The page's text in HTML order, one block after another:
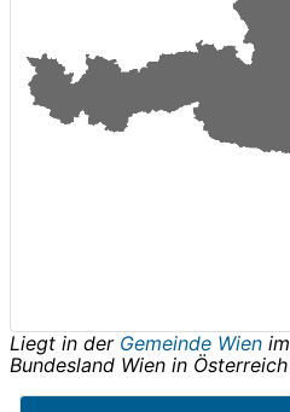
Liegt in der Gemeinde Wien im
Bundesland Wien in Österreich